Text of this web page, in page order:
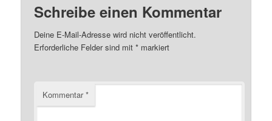
Schreibe einen Kommentar
Deine E-Mail-Adresse wird nicht veröffentlicht.
Erforderliche Felder sind mit* markiert
Kommentar*